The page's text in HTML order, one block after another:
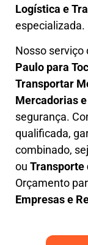
Logística e
especializada.
Nosso serviço
Paulo para
Transportar
Mercadorias
segurança.
qualificada,
combinado,
ou Transporte
Orçamento
Empresas e